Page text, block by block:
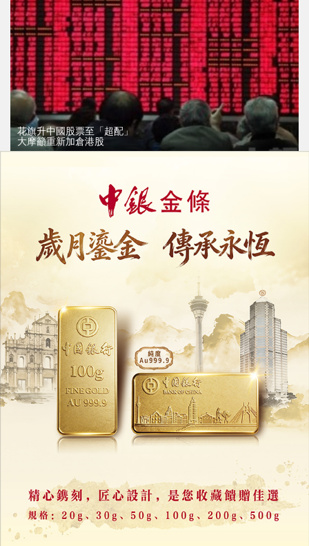
花旗升中國股票至「超配」
大摩籲重新加倉港股
康龍化成上半年淨利最多增10%
次季料按季升17%至30%
14/07/2026 21065